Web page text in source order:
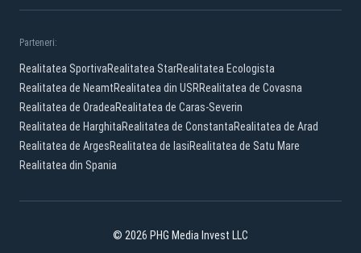
Parteneri:
Realitatea SportivaRealitatea StarRealitatea Ecologista
Realitatea de NeamtRealitatea din USRRealitatea de Covasna
Realitatea de OradeaRealitatea de Caras-Severin
Realitatea de HarghitaRealitatea de ConstantaRealitatea de Arad
Realitatea de ArgesRealitatea de IasiRealitatea de Satu Mare
Realitatea din Spania
© 2026 PHG Media Invest LLC